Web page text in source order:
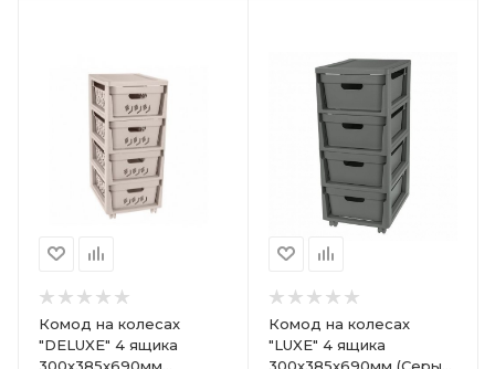
Комод на колесах
"DELUXE" 4 ящика
Комод на колесах
"LUXE" 4 ящика